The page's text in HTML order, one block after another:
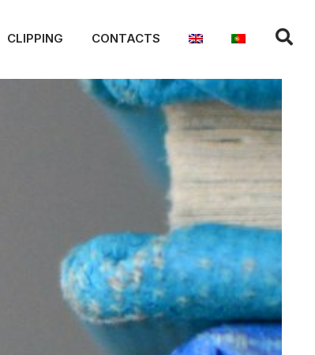
CLIPPING CONTACTS